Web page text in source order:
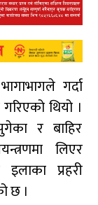
गर्दा
थियो ।
र बाहिर
लिएर
प्रहरी
छ ।